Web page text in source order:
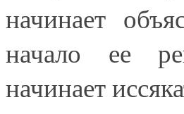
начинает
начало ее
начинает